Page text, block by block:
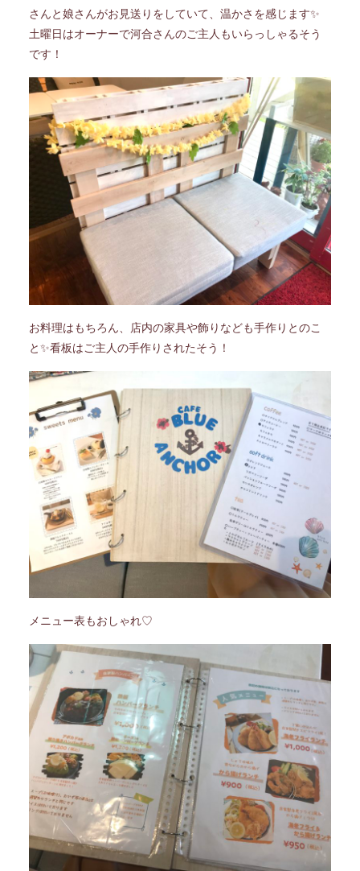
さんと娘さんがお見送りをしていて、温かさを感じます✨
土曜日はオーナーで河合さんのご主人もいらっしゃるそう
です！
お料理はもちろん、店内の家具や飾りなども手作りとのこ
と✨看板はご主人の手作りされたそう！
メニュー表もおしゃれ♡